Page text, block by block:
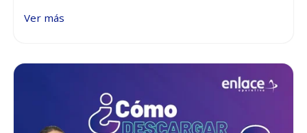
Ver más